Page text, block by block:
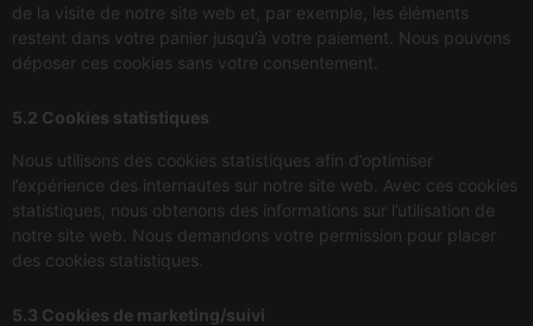
de la visite de notre site web et, par exemple, les éléments
restent dans votre panier jusqu’à votre paiement. Nous pouvons
déposer ces cookies sans votre consentement.
5.2 Cookies statistiques
Nous utilisons des cookies statistiques afin d’optimiser
l’expérience des internautes sur notre site web. Avec ces cookies
statistiques, nous obtenons des informations sur l’utilisation de
notre site web. Nous demandons votre permission pour placer
des cookies statistiques.
5.3 Cookies de marketing/suivi